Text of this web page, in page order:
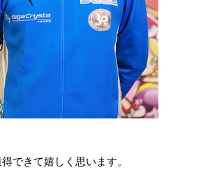
できて嬉しく思います。